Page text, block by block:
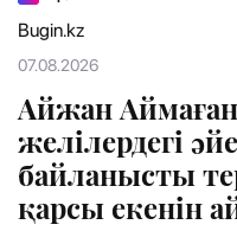
Bugin.kz
07.08.2026
Айжан
желілердегі
байланысты
қарсы екенін